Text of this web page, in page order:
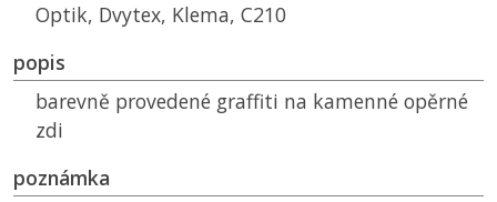
Optik, Dvytex, Klema, C210
popis
barevně provedené graffiti na kamenné opěrné
zdi
poznámka